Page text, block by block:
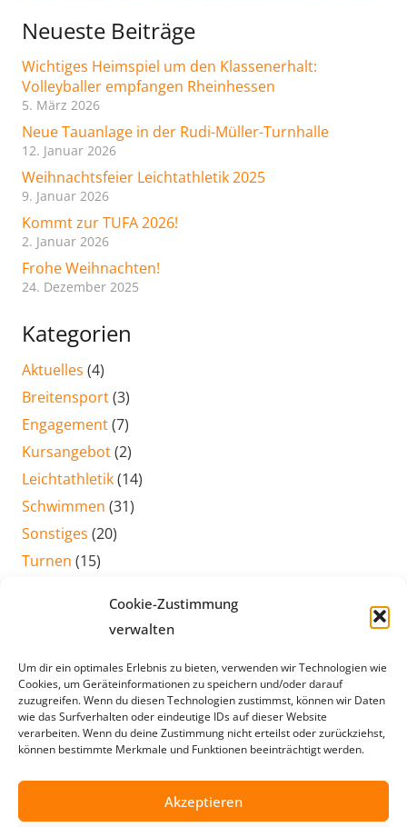
Cookie-Zustimmung
verwalten
Um dir ein optimales Erlebnis zu bieten, verwenden wir Technologien wie
Cookies, um Geräteinformationen zu speichern und/oder darauf
zuzugreifen. Wenn du diesen Technologien zustimmst, können wir Daten
wie das Surfverhalten oder eindeutige IDs auf dieser Website
verarbeiten. Wenn du deine Zustimmung nicht erteilst oder zurückziehst,
können bestimmte Merkmale und Funktionen beeinträchtigt werden.
Akzeptieren
Neueste Beiträge
Wichtiges Heimspiel um den Klassenerhalt:
Volleyballer empfangen Rheinhessen
5. März 2026
Neue Tauanlage in der Rudi-Müller-Turnhalle
12. Januar 2026
Weihnachtsfeier Leichtathletik 2025
9. Januar 2026
Kommt zur TUFA 2026!
2. Januar 2026
Frohe Weihnachten!
24. Dezember 2025
Kategorien
Aktuelles (4)
Breitensport(3)
Engagement(7)
Kursangebot(2)
Leichtathletik(14)
Schwimmen (31)
Sonstiges (20)
Turnen (15)
ZUR ÜBERSICHT